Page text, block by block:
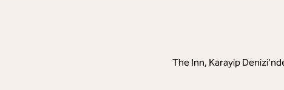
The Inn, Karayip